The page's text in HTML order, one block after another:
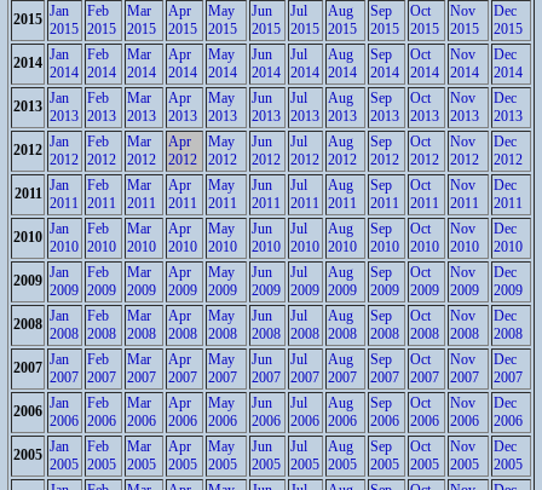
2015 Jan
2015
Feb
2015
Mar
2015
Apr
2015
May
2015
Jun
2015
Jul
2015
Aug
2015
Sep
2015
Oct
2015
Nov
2015
Dec
2015
2014 Jan
2014
Feb
2014
Mar
2014
Apr
2014
May
2014
Jun
2014
Jul
2014
Aug
2014
Sep
2014
Oct
2014
Nov
2014
Dec
2014
2013 Jan
2013
Feb
2013
Mar
2013
Apr
2013
May
2013
Jun
2013
Jul
2013
Aug
2013
Sep
2013
Oct
2013
Nov
2013
Dec
2013
2012 Jan
2012
Feb
2012
Mar
2012
Apr
2012
May
2012
Jun
2012
Jul
2012
Aug
2012
Sep
2012
Oct
2012
Nov
2012
Dec
2012
2011 Jan
2011
Feb
2011
Mar
2011
Apr
2011
May
2011
Jun
2011
Jul
2011
Aug
2011
Sep
2011
Oct
2011
Nov
2011
Dec
2011
2010 Jan
2010
Feb
2010
Mar
2010
Apr
2010
May
2010
Jun
2010
Jul
2010
Aug
2010
Sep
2010
Oct
2010
Nov
2010
Dec
2010
2009 Jan
2009
Feb
2009
Mar
2009
Apr
2009
May
2009
Jun
2009
Jul
2009
Aug
2009
Sep
2009
Oct
2009
Nov
2009
Dec
2009
2008 Jan
2008
Feb
2008
Mar
2008
Apr
2008
May
2008
Jun
2008
Jul
2008
Aug
2008
Sep
2008
Oct
2008
Nov
2008
Dec
2008
2007 Jan
2007
Feb
2007
Mar
2007
Apr
2007
May
2007
Jun
2007
Jul
2007
Aug
2007
Sep
2007
Oct
2007
Nov
2007
Dec
2007
2006 Jan
2006
Feb
2006
Mar
2006
Apr
2006
May
2006
Jun
2006
Jul
2006
Aug
2006
Sep
2006
Oct
2006
Nov
2006
Dec
2006
2005 Jan
2005
Feb
2005
Mar
2005
Apr
2005
May
2005
Jun
2005
Jul
2005
Aug
2005
Sep
2005
Oct
2005
Nov
2005
Dec
2005